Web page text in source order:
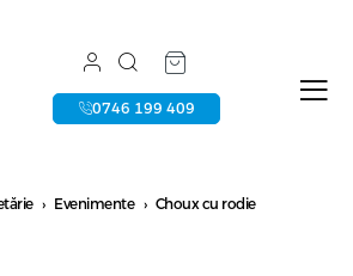
0746 199 409
› Evenimente › Choux cu rodie